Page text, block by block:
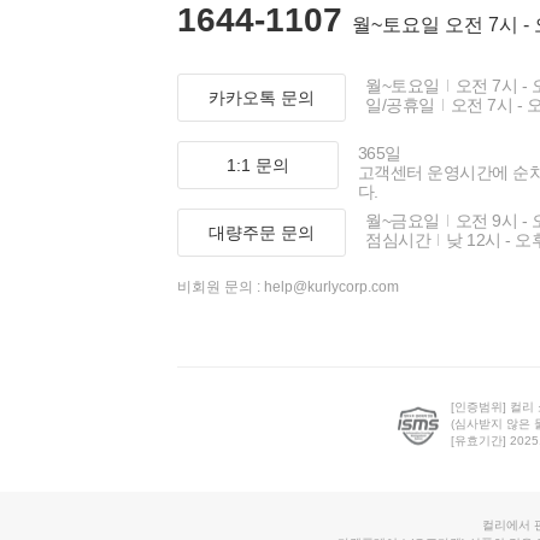
1644-1107 월~토요일 오전 7시 -
카카오톡 문의
월~토요일
오전 7시 -
일/공휴일
오전 7시 -
1:1 문의
365일
고객센터 운영시간에 순
다.
대량주문 문의
월~금요일
오전 9시 -
점심시간
낮 12시 - 오
비회원 문의 : help@kurlycorp.com
[인증범위] 컬리
(심사받지 않은
[유효기간]
컬리에서